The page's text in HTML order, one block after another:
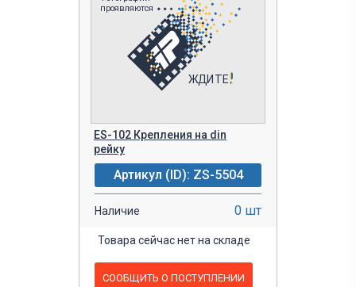
ES-102 Крепления на din
рейку
Артикул (ID): ZS-5504
Наличие 0 шт
Товара сейчас нет на складе
СООБЩИТЬ О ПОСТУПЛЕНИИ